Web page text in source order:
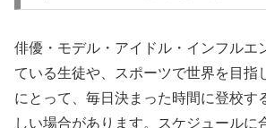
俳優・モデル・アイドル・インフルエ
ている生徒や、スポーツで世界を目指
にとって、毎日決まった時間に登校す
しい場合があります。スケジュールに